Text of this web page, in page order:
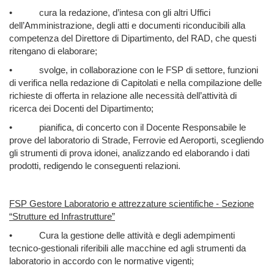
•
cura la redazione, d’intesa con gli altri Uffici
dell’Amministrazione, degli atti e documenti riconducibili alla
competenza del Direttore di Dipartimento, del RAD, che questi
ritengano di elaborare;
•
svolge, in collaborazione con le FSP di settore, funzioni
di verifica nella redazione di Capitolati e nella compilazione delle
richieste di offerta in relazione alle necessità dell’attività di
ricerca dei Docenti del Dipartimento;
•
pianifica, di concerto con il Docente Responsabile le
prove del laboratorio di Strade, Ferrovie ed Aeroporti, scegliendo
gli strumenti di prova idonei, analizzando ed elaborando i dati
prodotti, redigendo le conseguenti relazioni.
FSP Gestore Laboratorio e attrezzature scientifiche - Sezione
“Strutture ed Infrastrutture”
•
Cura la gestione delle attività e degli adempimenti
tecnico-gestionali riferibili alle macchine ed agli strumenti da
laboratorio in accordo con le normative vigenti;